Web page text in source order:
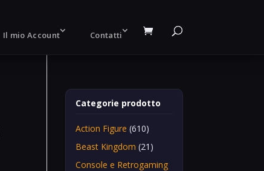
Il mio Account Contatti
Categorie prodotto
Action Figure (610)
Beast Kingdom (21)
Console e Retrogaming